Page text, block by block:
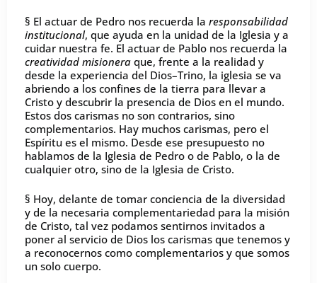
§ El actuar de Pedro nos recuerda la responsabilidad
institucional, que ayuda en la unidad de la Iglesia y a
cuidar nuestra fe. El actuar de Pablo nos recuerda la
creatividad misionera que, frente a la realidad y
desde la experiencia del Dios–Trino, la iglesia se va
abriendo a los confines de la tierra para llevar a
Cristo y descubrir la presencia de Dios en el mundo.
Estos dos carismas no son contrarios, sino
complementarios. Hay muchos carismas, pero el
Espíritu es el mismo. Desde ese presupuesto no
hablamos de la Iglesia de Pedro o de Pablo, o la de
cualquier otro, sino de la Iglesia de Cristo.
§ Hoy, delante de tomar conciencia de la diversidad
y de la necesaria complementariedad para la misión
de Cristo, tal vez podamos sentirnos invitados a
poner al servicio de Dios los carismas que tenemos y
a reconocernos como complementarios y que somos
un solo cuerpo.